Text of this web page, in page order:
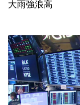
大雨強浪高